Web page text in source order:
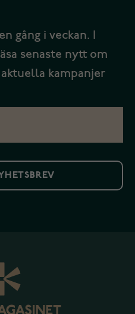
gång i veckan. I
senaste nytt om
kampanjer